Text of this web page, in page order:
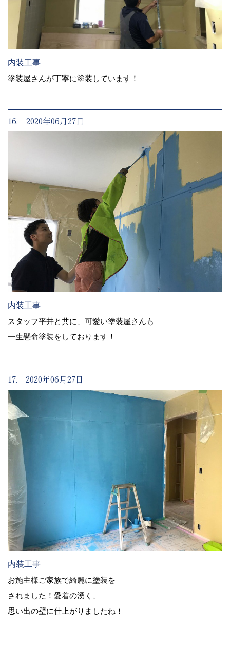
内装工事
塗装屋さんが丁寧に塗装しています！
16. 2020年06月27日
内装工事
スタッフ平井と共に、可愛い塗装屋さんも
一生懸命塗装をしております！
17. 2020年06月27日
内装工事
お施主様ご家族で綺麗に塗装を
されました！愛着の湧く、
思い出の壁に仕上がりましたね！